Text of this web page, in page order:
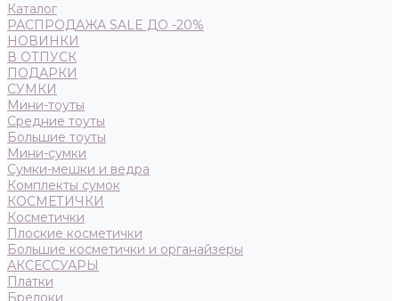
Каталог
РАСПРОДАЖА SALE ДО -20%
НОВИНКИ
В ОТПУСК
ПОДАРКИ
СУМКИ
Мини-тоуты
Средние тоуты
Большие тоуты
Мини-сумки
Сумки-мешки и ведра
Комплекты сумок
КОСМЕТИЧКИ
Косметички
Плоские косметички
Большие косметички и органайзеры
АКСЕССУАРЫ
Платки
Брелоки